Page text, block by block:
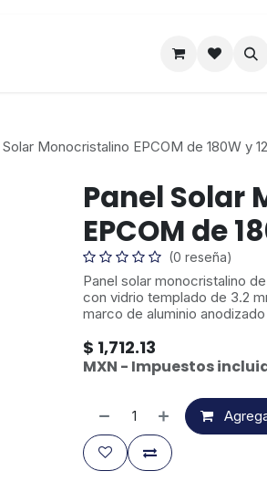
Solar Monocristalino EPCOM de 180W y
Panel Solar
EPCOM de
(0 reseña)
Panel solar monocristalino
con vidrio templado de 3.2
marco de aluminio
$ 1,712.13
MXN - Impuestos